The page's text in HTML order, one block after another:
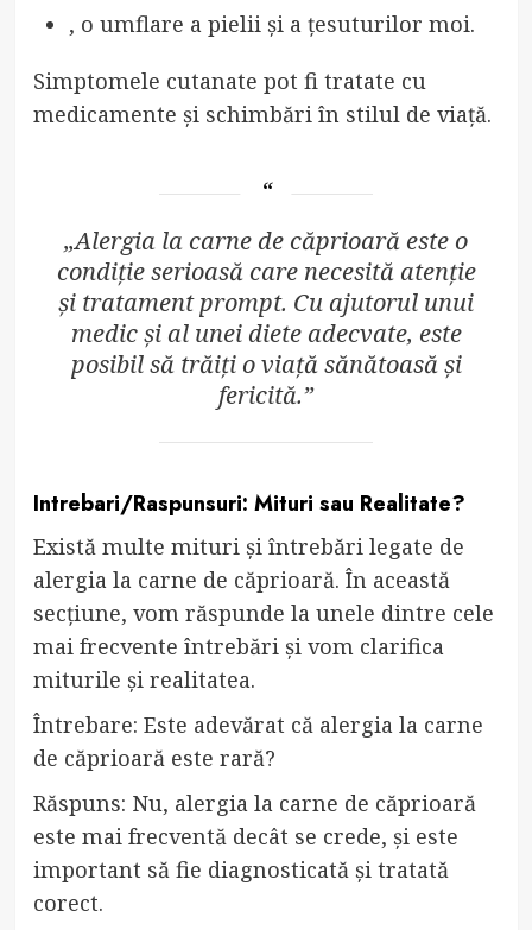
, o umflare a pielii și a țesuturilor moi.
Simptomele cutanate pot fi tratate cu
medicamente și schimbări în stilul de viață.
„Alergia la carne de căprioară este o
condiție serioasă care necesită atenție
și tratament prompt. Cu ajutorul unui
medic și al unei diete adecvate, este
posibil să trăiți o viață sănătoasă și
fericită.”
Intrebari/Raspunsuri: Mituri sau Realitate?
Există multe mituri și întrebări legate de
alergia la carne de căprioară. În această
secțiune, vom răspunde la unele dintre cele
mai frecvente întrebări și vom clarifica
miturile și realitatea.
Întrebare: Este adevărat că alergia la carne
de căprioară este rară?
Răspuns: Nu, alergia la carne de căprioară
este mai frecventă decât se crede, și este
important să fie diagnosticată și tratată
corect.